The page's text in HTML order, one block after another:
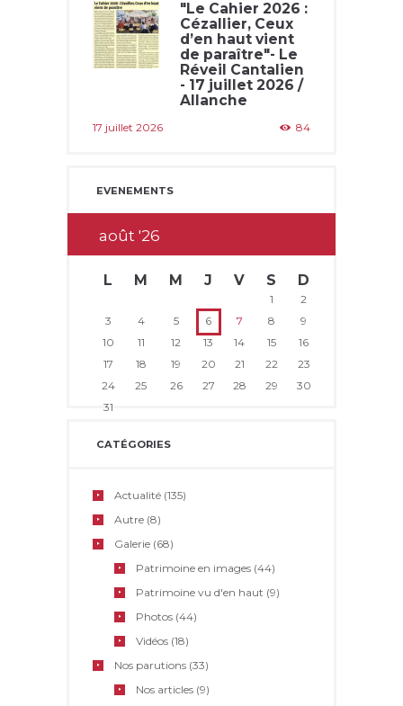
"Le Cahier 2026 :
Cézallier, Ceux
d’en haut vient
de paraître"- Le
Réveil Cantalien
- 17 juillet 2026 /
Allanche
17 juillet 2026 84
EVENEMENTS
août26
L M M J V S D
1
2
3
4 5 6 7 8
9
10
11 12 13 14 15
16
17
18 19 20 21 22
23
24
25 26 27 28 29
30
31
CATÉGORIES
Actualité (135)
Autre (8)
Galerie (68)
Patrimoine en images (44)
Patrimoine vu d'en haut (9)
Photos (44)
Vidéos (18)
Nos parutions (33)
Nos articles (9)